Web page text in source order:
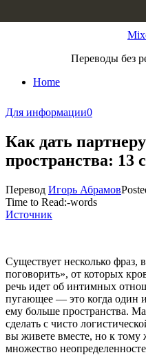
Переводы без
Home
Для информации0
Как дать
пространства: 13
Перевод Игорь Абрамов
Time to Read:-words
Источник
Существует несколько фраз,
поговорить», от которых
речь идет об интимных
пугающее — это когда один
ему больше пространства.
сделать с чисто
вы живете вместе, но к тому
множество